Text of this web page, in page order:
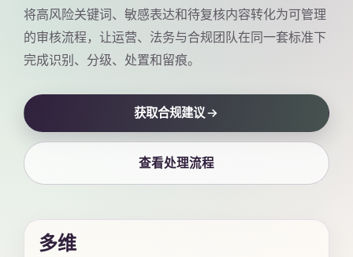
将高风险关键词、敏感表达和待复核内容转化为可管理
的审核流程，让运营、法务与合规团队在同一套标准下
完成识别、分级、处置和留痕。
获取合规建议
查看处理流程
多维